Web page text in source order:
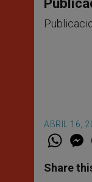
ABRIL 16,
W
t
s
e
s
e
Share